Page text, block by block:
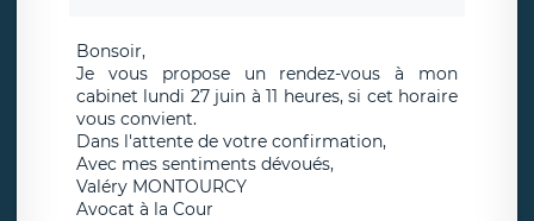
Bonsoir,
Je vous propose un rendez-vous à mon
cabinet lundi 27 juin à 11 heures, si cet horaire
vous convient.
Dans l'attente de votre confirmation,
Avec mes sentiments dévoués,
Valéry MONTOURCY
Avocat à la Cour